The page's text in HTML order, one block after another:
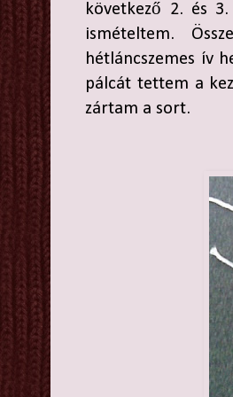
következő 2. és
ismételtem.
hétláncszemes ív
pálcát tettem a
zártam a sort.